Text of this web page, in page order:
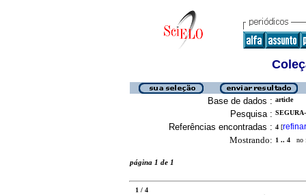
Base de dados : article
Pesquisa :
Referências encontradas : 4 [refinar
Mostrando: 1 .. 4 no
página 1 de 1
1 / 4